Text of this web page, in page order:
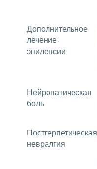
Дополнительное
лечение
эпилепсии
Нейропатическая
боль
Постгерпетическая
невралгия